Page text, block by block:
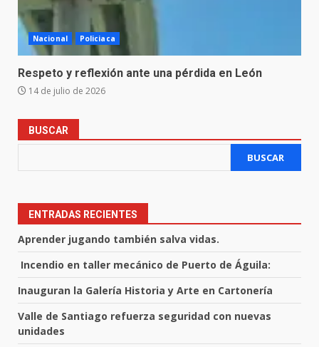
Nacional Policiaca
Respeto y reflexión ante una pérdida en León
14 de julio de 2026
BUSCAR
BUSCAR
ENTRADAS RECIENTES
Aprender jugando también salva vidas.
Incendio en taller mecánico de Puerto de Águila:
Inauguran la Galería Historia y Arte en Cartonería
Valle de Santiago refuerza seguridad con nuevas
unidades